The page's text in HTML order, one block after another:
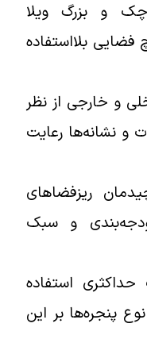
بزرگ ویلا
بلااستفاده
خارجی از نظر
رعایت
ریزفضاهای
و سبک
استفاده
بر این